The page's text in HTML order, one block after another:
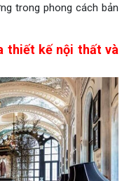
trong phong cách bản
thiết kế nội thất và